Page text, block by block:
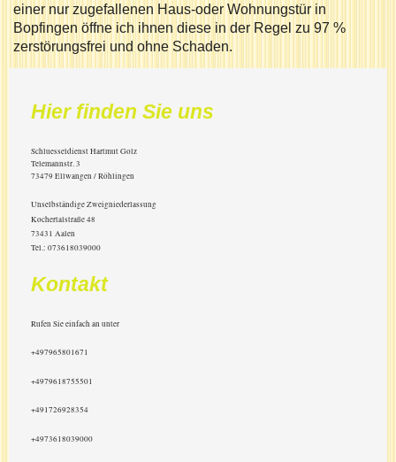
einer nur zugefallenen Haus-oder Wohnungstür in
Bopfingen öffne ich ihnen diese in der Regel zu 97 %
zerstörungsfrei und ohne Schaden.
Hier finden Sie uns
Schluesseldienst Hartmut Golz
Telemannstr.3
73479Ellwangen / Röhlingen
Unselbständige Zweigniederlassung
Kochertalstraße 48
73431 Aalen
Tel.: 073618039000
Kontakt
Rufen Sie einfach an unter
+497965801671
+4979618755501
+491726928354
+4973618039000